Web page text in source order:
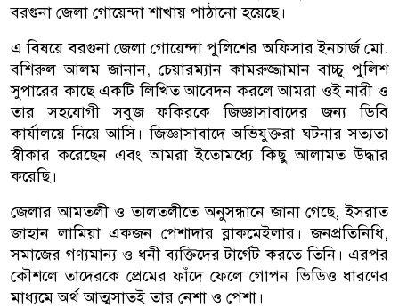
বরগুনা জেলা গোয়েন্দা শাখায় পাঠানো হয়েছে।
এ বিষয়ে বরগুনা জেলা গোয়েন্দা পুলিশের অফিসার ইনচার্জ মো.
বশিরুল আলম জানান, চেয়ারম্যান কামরুজ্জামান বাচ্চু পুলিশ
সুপারের কাছে একটি লিখিত আবেদন করলে আমরা ওই নারী ও
তার সহযোগী সবুজ ফকিরকে জিজ্ঞাসাবাদের জন্য ডিবি
কার্যালয়ে নিয়ে আসি। জিজ্ঞাসাবাদে অভিযুক্তরা ঘটনার সত্যতা
স্বীকার করেছেন এবং আমরা ইতোমধ্যে কিছু আলামত উদ্ধার
করেছি।
জেলার আমতলী ও তালতলীতে অনুসন্ধানে জানা গেছে, ইসরাত
জাহান লামিয়া একজন পেশাদার ব্লাকমেইলার। জনপ্রতিনিধি,
সমাজের গণ্যমান্য ও ধনী ব্যক্তিদের টার্গেট করতে তিনি। এরপর
কৌশলে তাদেরকে প্রেমের ফাঁদে ফেলে গোপন ভিডিও ধারণের
মাধ্যমে অর্থ আত্মসাতই তার নেশা ও পেশা।